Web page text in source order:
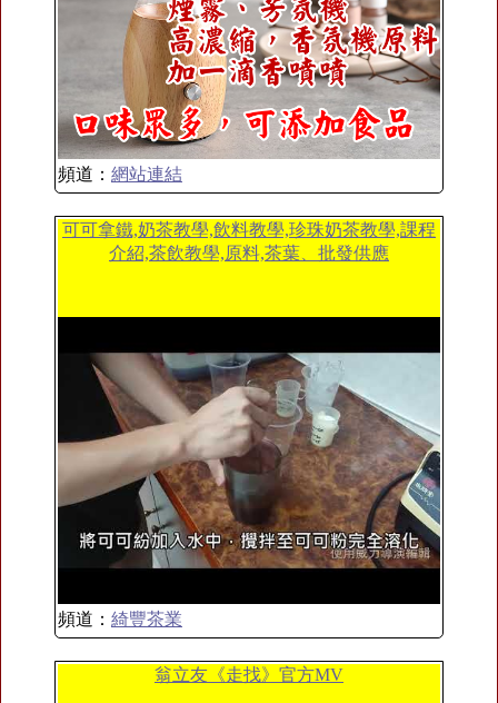
頻道： 網站連結
可可拿鐵,奶茶教學,飲料教學,珍珠奶茶教學,課程
介紹,茶飲教學,原料,茶葉、批發供應
頻道： 綺豐茶業
翁立友《走找》官方MV